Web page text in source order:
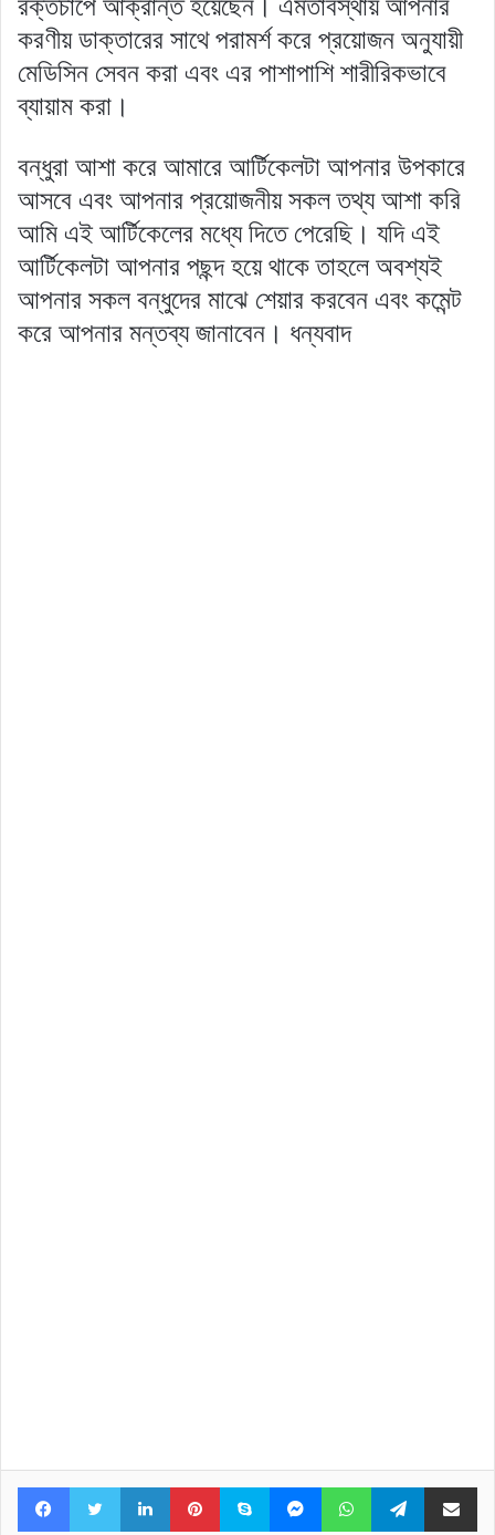
করণীয় ডাক্তারের সাথে পরামর্শ করে প্রয়োজন অনুযায়ী
মেডিসিন সেবন করা এবং এর পাশাপাশি শারীরিকভাবে
ব্যায়াম করা।
বন্ধুরা আশা করে আমারে আর্টিকেলটা আপনার উপকারে
আসবে এবং আপনার প্রয়োজনীয় সকল তথ্য আশা করি
আমি এই আর্টিকেলের মধ্যে দিতে পেরেছি। যদি এই
আর্টিকেলটা আপনার পছন্দ হয়ে থাকে তাহলে অবশ্যই
আপনার সকল বন্ধুদের মাঝে শেয়ার করবেন এবং কমেন্ট
করে আপনার মন্তব্য জানাবেন। ধন্যবাদ
FacebookTwitterLinkedInPinterestSkype MessengerWhatsAppTelegramShare